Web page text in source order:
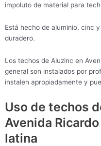
impoluto de material para
Está hecho de aluminio, cinc
duradero.
Los techos de Aluzinc en
general son instalados por
instalen apropiadamente y
Uso de techos
Avenida
latina